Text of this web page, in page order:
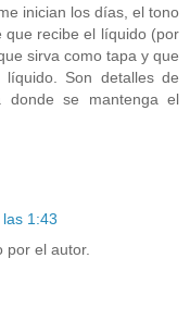
inician los días, el tono
que recibe el líquido (por
sirva como tapa y que
Son detalles de
donde se mantenga el
1:43
por el autor.